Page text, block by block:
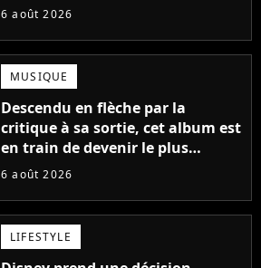
6 août 2026
MUSIQUE
Descendu en flèche par la
critique à sa sortie, cet album est
en train de devenir le plus
populaire de son auteur
6 août 2026
LIFESTYLE